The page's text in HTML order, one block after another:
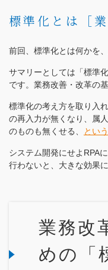
標準化とは［
前回、標準化とは何かを
サマリーとしては「標準
です。業務改善・改革の
標準化の考え方を取り入
の再入力が無くなり、属
のものも無くせる、
とい
システム開発にせよRPA
行わないと、大きな効果
業務改
めの「